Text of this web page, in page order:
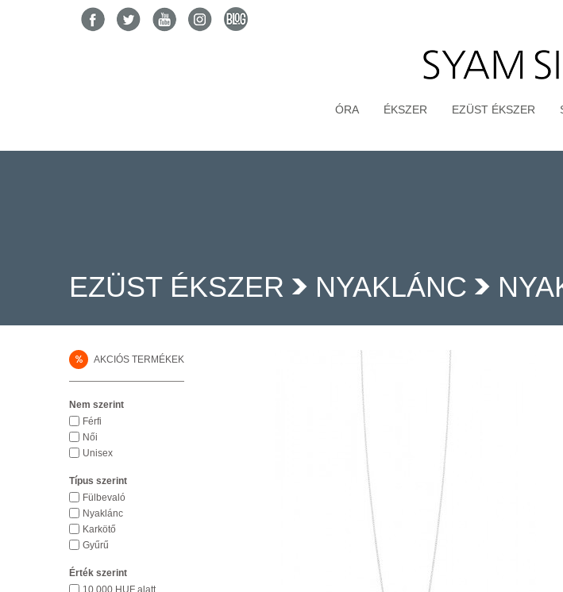
ÓRA ÉKSZER EZÜST ÉKSZER
EZÜST ÉKSZER >
NYAKLÁNC >
% AKCIÓS TERMÉKEK
Nem szerint
Férfi
Női
Unisex
Típus szerint
Fülbevaló
Nyaklánc
Karkötő
Gyűrű
Érték szerint
10 000 HUF alatt